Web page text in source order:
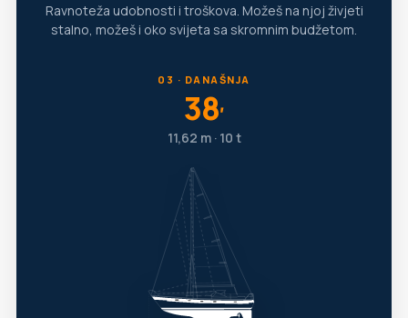
Ravnoteža udobnosti i troškova. Možeš na njoj živjeti
stalno, možeš i oko svijeta sa skromnim budžetom.
03 · DANAŠNJA
38′
11,62 m · 10 t